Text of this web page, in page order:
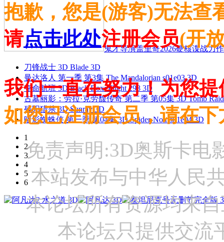
鬼才导演盖里奇2026硬核谍战力
刀锋战士 3D Blade 3D
曼达洛人 第一季 第3集 The Mandalorian s01e03 3D
夺命航班 3D Black Box: Flight 298 3D
古墓丽影：劳拉·克劳馥传奇 第二季 第05集 3D Tomb
残阳猎杀 3D Sunray 3D
暗影蜘蛛侠 第一季 第04集 3D Spider-Noir s01e04 3D
1
2
3
4
5
6
抱歉，您是(游客)无法查
请点击此处注册会员(开
我们一直在努力！为您
如您已注册会员，请在
免责声明:3D奥斯卡电
本站发布与中华人民
本论坛所有资源均来
本论坛只提供交流